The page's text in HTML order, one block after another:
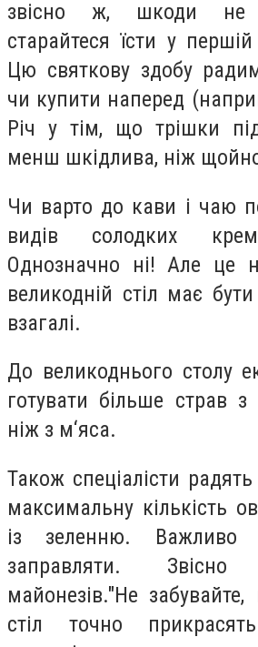
звісно ж, шкоди не
старайтеся їсти у
Цю святкову здобу
чи купити наперед
Річ у тім, що трішки
менш шкідлива, ніж
Чи варто до кави і чаю
видів солодких
Однозначно ні! Але це
великодній стіл має
взагалі.
До великоднього столу
готувати більше страв
ніж з м‘яса.
Також спеціалісти
максимальну кількість
із зеленню. Важливо
заправляти.
майонезів."Не
стіл точно прикрасять